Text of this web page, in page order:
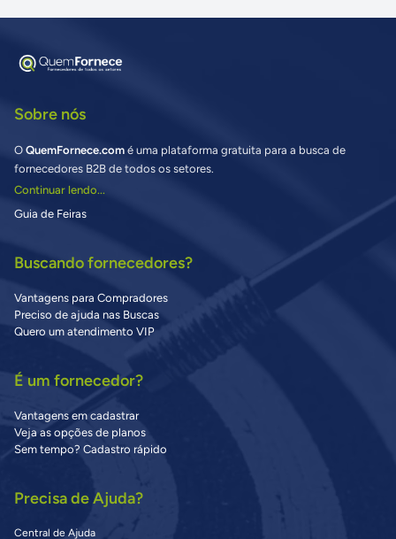
Sobre nós
O QuemFornece.com é uma plataforma gratuita para a busca de
fornecedores B2B de todos os setores.
Continuar lendo...
Guia de Feiras
Buscando fornecedores?
Vantagens para Compradores
Preciso de ajuda nas Buscas
Quero um atendimento VIP
É um fornecedor?
Vantagens em cadastrar
Veja as opções de planos
Sem tempo? Cadastro rápido
Precisa de Ajuda?
Central de Ajuda